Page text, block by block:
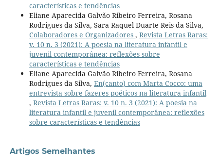
características e tendências
Eliane Aparecida Galvão Ribeiro Ferreira, Rosana
Rodrigues da Silva, Sara Raquel Duarte Reis da Silva,
Colaboradores e Organizadores , Revista Letras Raras:
v. 10 n. 3 (2021): A poesia na literatura infantil e
juvenil contemporânea: reflexões sobre
características e tendências
Eliane Aparecida Galvão Ribeiro Ferreira, Rosana
Rodrigues da Silva, En(canto) com Marta Cocco: uma
entrevista sobre fazeres poéticos na literatura infantil
, Revista Letras Raras: v. 10 n. 3 (2021): A poesia na
literatura infantil e juvenil contemporânea: reflexões
sobre características e tendências
Artigos Semelhantes